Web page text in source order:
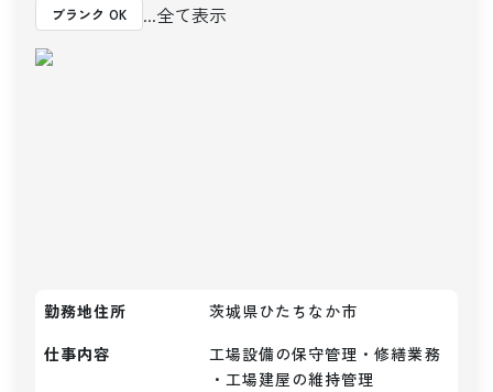
ブランク OK
...全て表示
勤務地住所
茨城県ひたちなか市
仕事内容
工場設備の保守管理・修繕業務
・工場建屋の維持管理